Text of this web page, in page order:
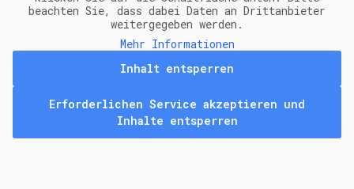
beachten Sie, dass dabei Daten an Drittanbieter
weitergegeben werden.
Mehr Informationen
Inhalt entsperren
Erforderlichen Service akzeptieren und
Inhalte entsperren